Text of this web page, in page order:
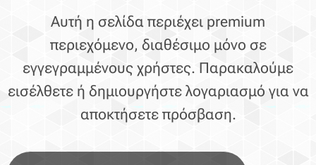
Αυτή η σελίδα περιέχει premium
περιεχόμενο, διαθέσιμο μόνο σε
εγγεγραμμένους χρήστες. Παρακαλούμε
εισέλθετε ή δημιουργήστε λογαριασμό για να
αποκτήσετε πρόσβαση.